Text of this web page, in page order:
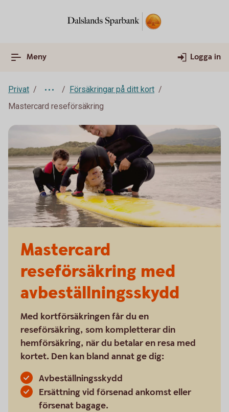
Meny Logga in
Privat
Försäkringar på ditt kort
Mastercard reseförsäkring
Mastercard
reseförsäkring med
avbeställningsskydd
Med kortförsäkringen får du en
reseförsäkring, som kompletterar din
hemförsäkring, när du betalar en resa med
kortet. Den kan bland annat ge dig:
Avbeställningsskydd
Ersättning vid försenad ankomst eller
försenat bagage.